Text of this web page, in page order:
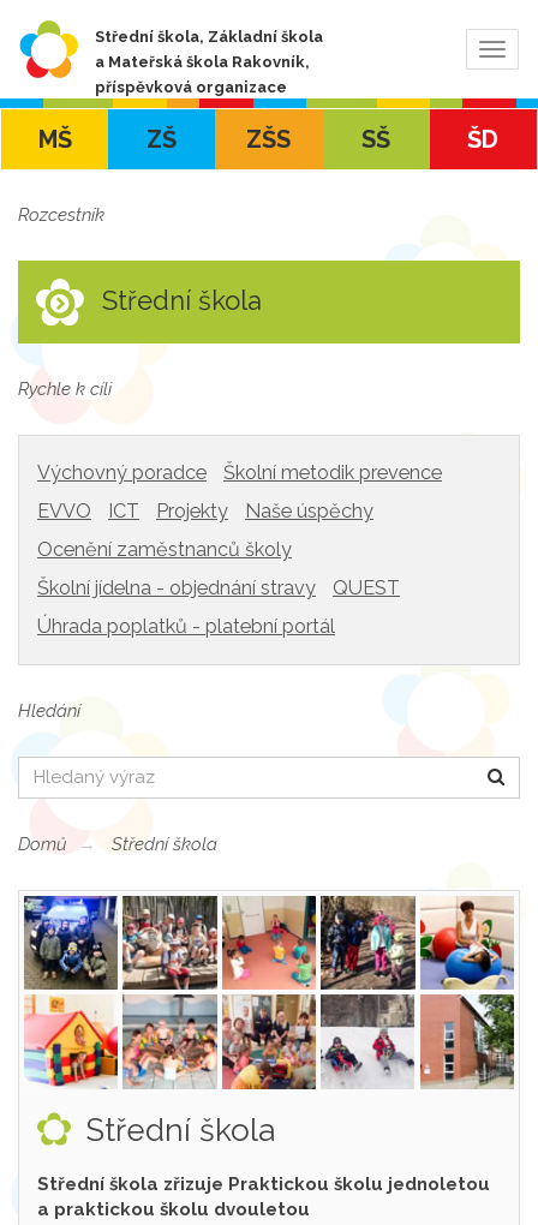
Střední škola, Základní škola
a Mateřská škola Rakovník,
příspěvková organizace
MŠ ZŠ ZŠS SŠ ŠD
Rozcestník
Střední škola
Rychle k cíli
Výchovný poradce
Školní metodik prevence
EVVO
ICT Projekty
Naše úspěchy
Ocenění zaměstnanců školy
Školní jídelna - objednání stravy
QUEST
Úhrada poplatků - platební portál
Hledání
Hledat
Domů Střední škola
Střední škola
Střední škola zřizuje Praktickou školu jednoletou
a praktickou školu dvouletou